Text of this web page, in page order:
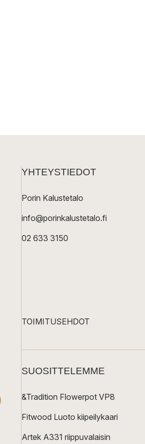
YHTEYSTIEDOT
Porin Kalustetalo
info@porinkalustetalo.fi
02 633 3150
TOIMITUSEHDOT
SUOSITTELEMME
&Tradition Flowerpot VP8
Fitwood Luoto kiipeilykaari
Artek A331 riippuvalaisin